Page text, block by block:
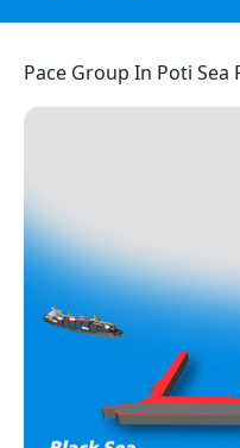
Pace Group In Poti Sea